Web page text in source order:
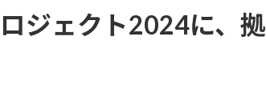
ジェクト2024に、拠